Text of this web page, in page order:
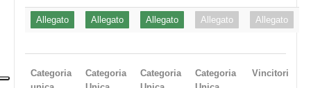
Allegato Allegato Allegato Allegato Allegato
Categoria
Categoria
Categoria
Categoria
Vincitori